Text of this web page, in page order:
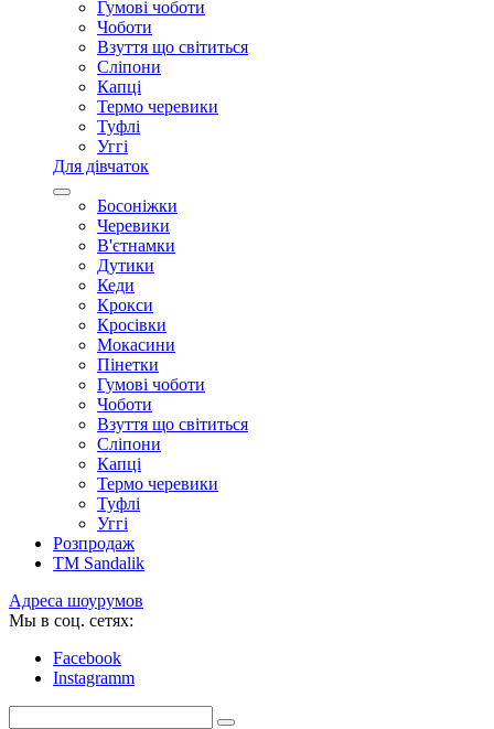
Гумові чоботи
Чоботи
Взуття що світиться
Сліпони
Капці
Термо черевики
Туфлі
Уггі
Для дівчаток
Босоніжки
Черевики
В'єтнамки
Дутики
Кеди
Крокси
Кросівки
Мокасини
Пінетки
Гумові чоботи
Чоботи
Взуття що світиться
Сліпони
Капці
Термо черевики
Туфлі
Уггі
Розпродаж
TM Sandalik
Адреса шоурумов
Мы в соц. сетях:
Facebook
Instagramm